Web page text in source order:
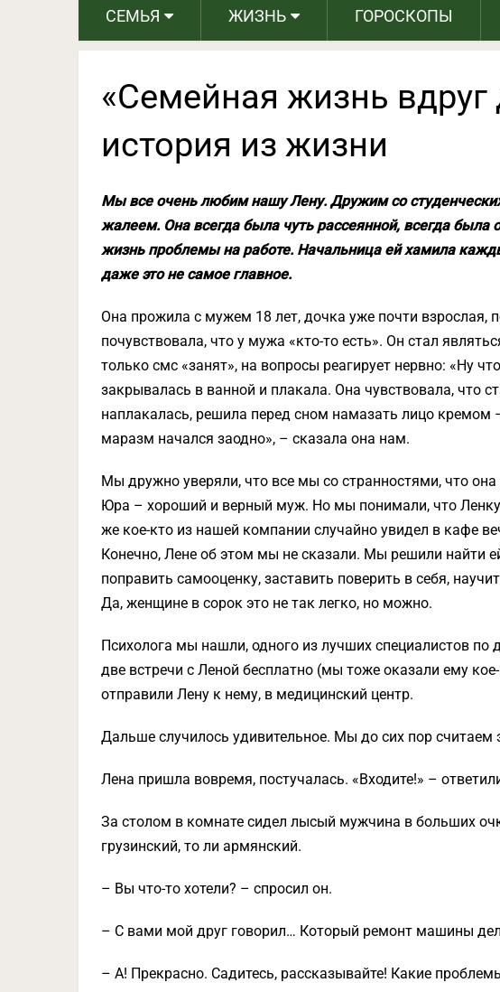
СЕМЬЯ ЖИЗНЬ ГОРОСКОПЫ
«Семейная жизнь
история из жизни
Мы все очень любим нашу Лену. Дружим со
жалеем. Она всегда была чуть рассеянной, всегда была
жизнь проблемы на работе. Начальница ей хамила
даже это не самое главное.
Она прожила с мужем 18 лет, дочка уже почти взрослая,
почувствовала, что у мужа «кто-то есть». Он стал
только смс «занят», на вопросы реагирует нервно: «Ну
закрывалась в ванной и плакала. Она чувствовала, что
наплакалась, решила перед сном намазать лицо кремом
маразм начался заодно», – сказала она нам.
Мы дружно уверяли, что все мы со странностями, что она
Юра – хороший и верный муж. Но мы понимали, что Ленку
же кое-кто из нашей компании случайно увидел в кафе
Конечно, Лене об этом мы не сказали. Мы решили найти
поправить самооценку, заставить поверить в себя,
Да, женщине в сорок это не так легко, но можно.
Психолога мы нашли, одного из лучших специалистов по
две встречи с Леной бесплатно (мы тоже оказали ему
отправили Лену к нему, в медицинский центр.
Дальше случилось удивительное. Мы до сих пор
Лена пришла вовремя, постучалась. «Входите!» –
За столом в комнате сидел лысый мужчина в больших
грузинский, то ли армянский.
– Вы что-то хотели? – спросил он.
– С вами мой друг говорил… Который ремонт машины
– А! Прекрасно. Садитесь, рассказывайте! Какие